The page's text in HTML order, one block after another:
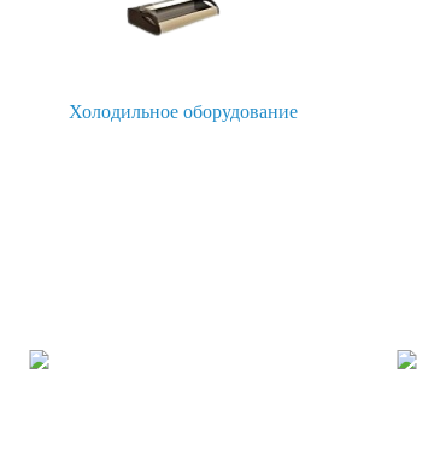
Холодильное оборудование